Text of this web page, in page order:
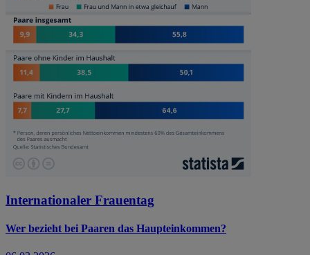
Internationaler Frauentag
Wer bezieht bei Paaren das Haupteinkommen?